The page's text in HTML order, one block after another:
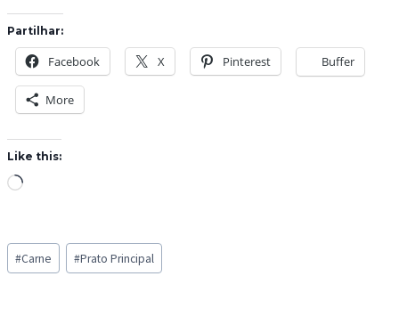
Partilhar:
Facebook X Pinterest Buffer
More
Like this:
L
d
i
Post
Tags:
#Carne #Prato Principal